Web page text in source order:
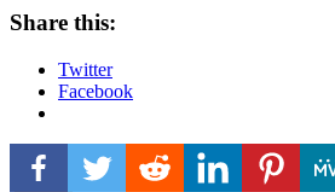
Share this:
Twitter
Facebook